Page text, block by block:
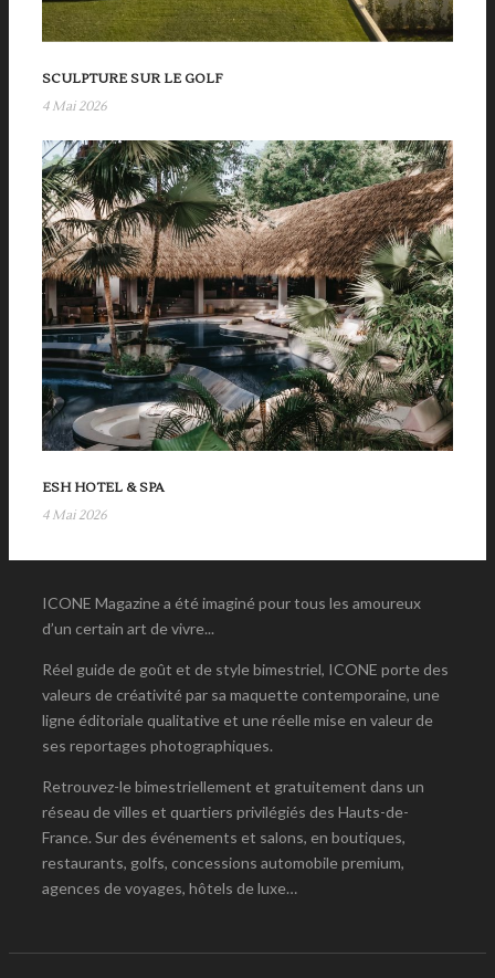
SCULPTURE SUR LE GOLF
4 Mai 2026
ESH HOTEL & SPA
4 Mai 2026
ICONE Magazine a été imaginé pour tous les amoureux
d’un certain art de vivre...
Réel guide de goût et de style bimestriel, ICONE porte des
valeurs de créativité par sa maquette contemporaine, une
ligne éditoriale qualitative et une réelle mise en valeur de
ses reportages photographiques.
Retrouvez-le bimestriellement et gratuitement dans un
réseau de villes et quartiers privilégiés des Hauts-de-
France. Sur des événements et salons, en boutiques,
restaurants, golfs, concessions automobile premium,
agences de voyages, hôtels de luxe…